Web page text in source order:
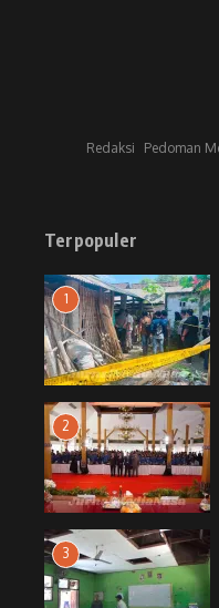
Redaksi Pedoman
Terpopuler
1
2
3